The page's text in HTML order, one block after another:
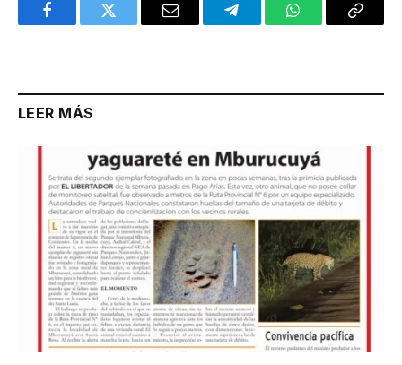
FacebookTwitter Email TelegramWhatsAppCopy
LEER MÁS